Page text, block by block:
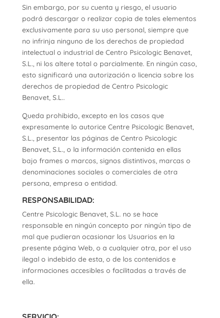
Sin embargo, por su cuenta y riesgo, el usuario
podrá descargar o realizar copia de tales elementos
exclusivamente para su uso personal, siempre que
no infrinja ninguno de los derechos de propiedad
intelectual o industrial de Centro Psicologic Benavet,
S.L., ni los altere total o parcialmente. En ningún caso,
esto significará una autorización o licencia sobre los
derechos de propiedad de Centro Psicologic
Benavet, S.L..
Queda prohibido, excepto en los casos que
expresamente lo autorice Centre Psicologic Benavet,
S.L., presentar las páginas de Centro Psicologic
Benavet, S.L., o la información contenida en ellas
bajo frames o marcos, signos distintivos, marcas o
denominaciones sociales o comerciales de otra
persona, empresa o entidad.
RESPONSABILIDAD:
Centre Psicologic Benavet, S.L. no se hace
responsable en ningún concepto por ningún tipo de
mal que pudieran ocasionar los Usuarios en la
presente página Web, o a cualquier otra, por el uso
ilegal o indebido de esta, o de los contenidos e
informaciones accesibles o facilitadas a través de
ella.